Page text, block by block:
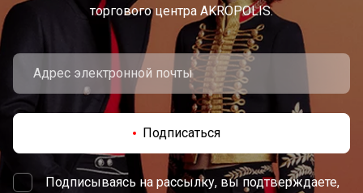
торгового центра AKROPOLIS.
Подписаться
Подписываясь на рассылку, вы подтверждаете,